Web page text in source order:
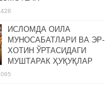
ИСЛОМДА ОИЛА
МУНОСАБАТЛАРИ ВА ЭР-
ХОТИН ЎРТАСИДАГИ
МУШТАРАК ҲУҚУҚЛАР